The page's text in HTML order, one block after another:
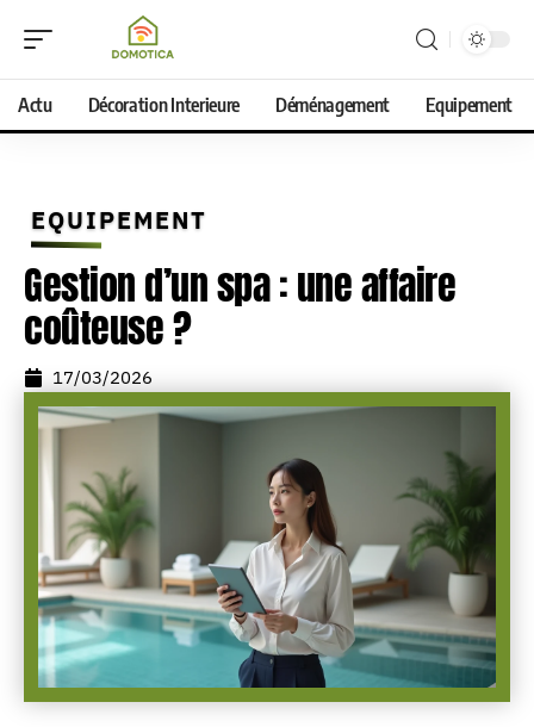
Actu Décoration Interieure Déménagement Equipement
EQUIPEMENT
Gestion d’un spa : une affaire
coûteuse ?
17/03/2026